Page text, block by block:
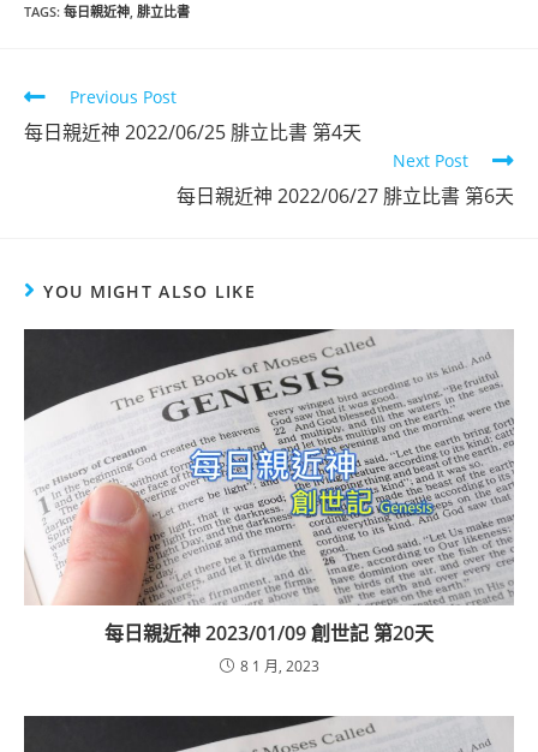
TAGS: 每日親近神, 腓立比書
Previous Post
每日親近神 2022/06/25 腓立比書 第4天
Next Post
每日親近神 2022/06/27 腓立比書 第6天
YOU MIGHT ALSO LIKE
每日親近神 2023/01/09 創世記 第20天
8 1 月, 2023